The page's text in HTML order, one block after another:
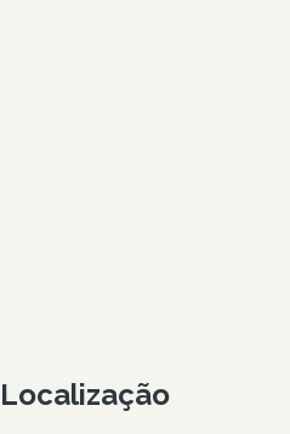
Localização